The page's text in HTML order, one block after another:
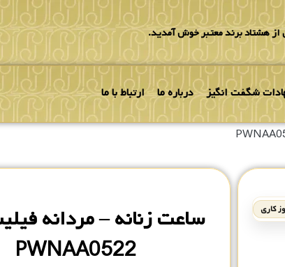
از هشتاد برند معتبر خوش آمدید.
شگفت انگیز درباره ما ارتباط با ما
ساعت زنانه – مردانه
PWNAA0522